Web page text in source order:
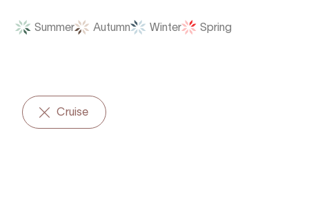
Summer Autumn Winter Spring
Cruise